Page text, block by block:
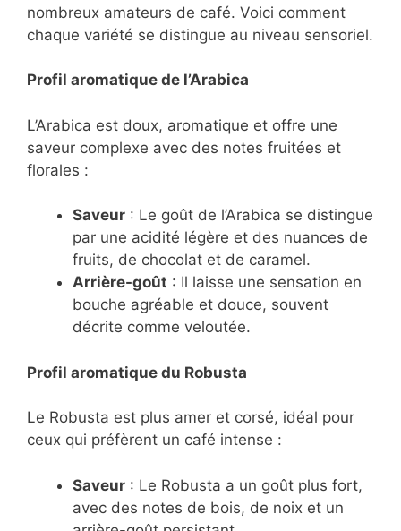
nombreux amateurs de café. Voici comment
chaque variété se distingue au niveau sensoriel.
Profil aromatique de l’Arabica
L’Arabica est doux, aromatique et offre une
saveur complexe avec des notes fruitées et
florales :
Saveur : Le goût de l’Arabica se distingue
par une acidité légère et des nuances de
fruits, de chocolat et de caramel.
Arrière-goût : Il laisse une sensation en
bouche agréable et douce, souvent
décrite comme veloutée.
Profil aromatique du Robusta
Le Robusta est plus amer et corsé, idéal pour
ceux qui préfèrent un café intense :
Saveur : Le Robusta a un goût plus fort,
avec des notes de bois, de noix et un